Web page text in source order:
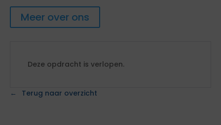
Meer over ons
Deze opdracht is verlopen.
Terug naar overzicht